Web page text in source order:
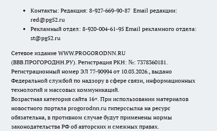
Контакты: Редакция: 8-927-669-90-87 Email редакции:
red@pg52.ru
Рекламный отдел: 8-920-004-61-95 Email рекламного отдела:
st@pg52.ru
Сетевое издание WWW.PROGORODNN.RU
(ВВВ.ПРОГОРОДНН.РУ). Регистрация РКН: №: 7378360181.
Регистрационный номер ЭЛ 77-90994 от 10.03.2026., выдано
Федеральной службой по надзору в сфере связи, информационных
технологий и массовых коммуникаций.
Возрастная категория сайта 16+. При использовании материалов
новостного портала progorodnn.ru гиперссылка на ресурс
обязательна, в противном случае будут применены нормы
законодательства РФ об авторских и смежных правах.